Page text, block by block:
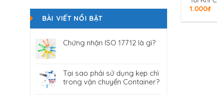
BÀI VIẾT NỔI BẬT
Chứng nhận ISO 17712 là gì?
Tại sao phải sử dụng kẹp chì
trong vận chuyển Container?
1.000₫